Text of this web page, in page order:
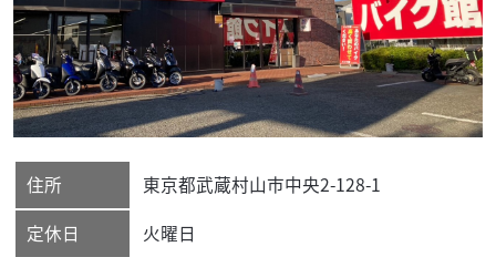
住所 東京都武蔵村山市中央2-128-1
定休日
火曜日